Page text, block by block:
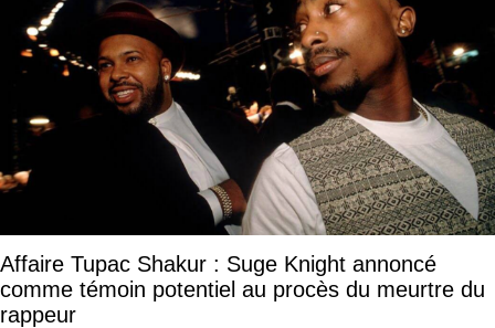
Affaire Tupac Shakur : Suge Knight annoncé
comme témoin potentiel au procès du meurtre du
rappeur